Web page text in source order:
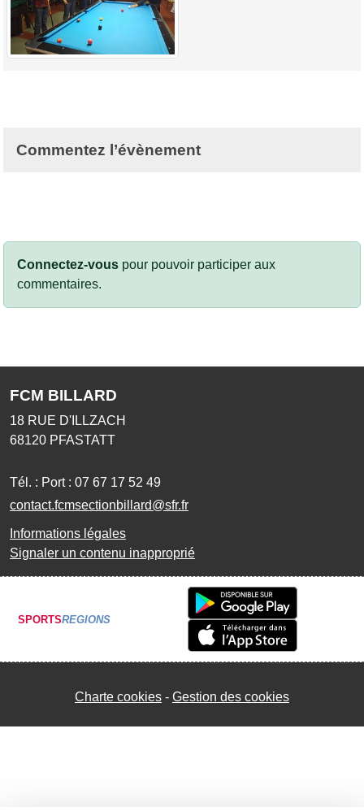
Commentez l’évènement
Connectez-vous pour pouvoir participer aux
commentaires.
FCM BILLARD
18 RUE D'ILLZACH
68120 PFASTATT
Tél. : Port : 07 67 17 52 49
contact.fcmsectionbillard@sfr.fr
Informations légales
Signaler un contenu inapproprié
SPORTSREGIONS
Charte cookies Gestion des cookies